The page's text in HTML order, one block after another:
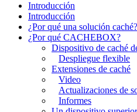
Introducción
Introducción
¿Por qué una solución caché?
¿Por qué CACHEBOX?
Dispositivo de caché
Despliegue flexible
Extensiones de caché
Video
Actualizaciones de
Informes